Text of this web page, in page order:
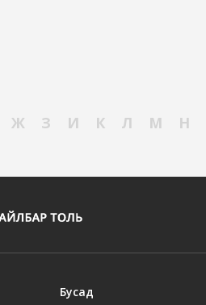
Ж З И К Л М Н
Бусад